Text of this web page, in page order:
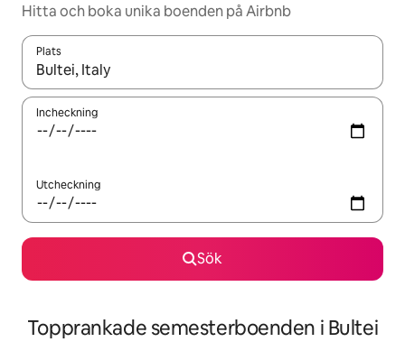
Hitta och boka unika boenden på Airbnb
Plats
När resultaten är tillgängliga kan du navigera med upp- och
Incheckning
Utcheckning
Sök
Topprankade semesterboenden i Bultei